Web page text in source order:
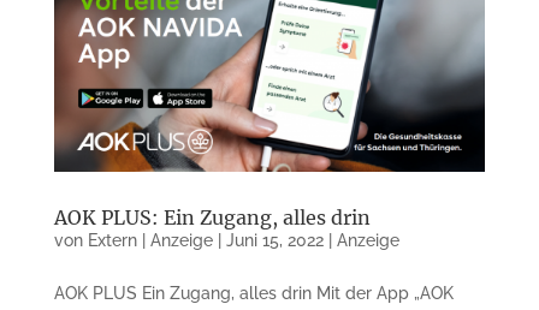
AOK PLUS: Ein Zugang, alles drin
von Extern | Anzeige| Juni 15, 2022| Anzeige
AOK PLUS Ein Zugang, alles drin Mit der App „AOK